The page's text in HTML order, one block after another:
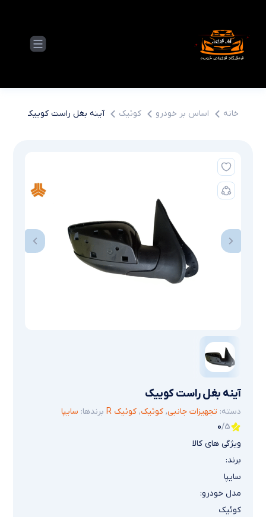
خانه اساس بر خودرو کوئیک آینه بغل راست کوییک
آینه بغل راست کوییک
دسته: تجهیزات جانبی,کوئیک,کوئیک R برندها: سایپا
0/5
ویژگی های کالا
برند:
سایپا
مدل خودرو:
کوئیک